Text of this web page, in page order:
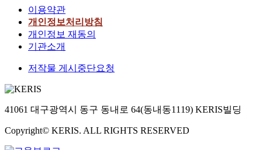
이용약관
개인정보처리방침
개인정보 재동의
기관소개
저작물 게시중단요청
41061 대구광역시 동구 동내로 64(동내동1119) KERIS빌딩
Copyright© KERIS. ALL RIGHTS RESERVED